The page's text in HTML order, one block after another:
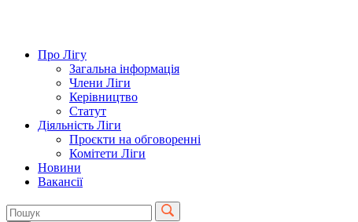
Про Лігу
Загальна інформація
Члени Ліги
Керівництво
Статут
Діяльність Ліги
Проєкти на обговоренні
Комітети Ліги
Новини
Вакансії